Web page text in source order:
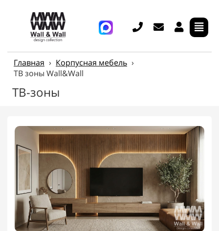
Главная › Корпусная мебель ›
ТВ зоны Wall&Wall
ТВ-зоны